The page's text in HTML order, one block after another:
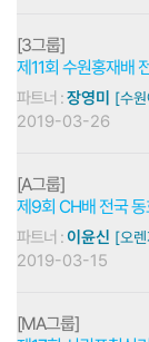
[3그룹]
제11회 수원홍재배
파트너 :장영미 [수
2019-03-26
[A그룹]
제9회 CH배 전국
파트너 :이윤신 [오
2019-03-15
[MA그룹]